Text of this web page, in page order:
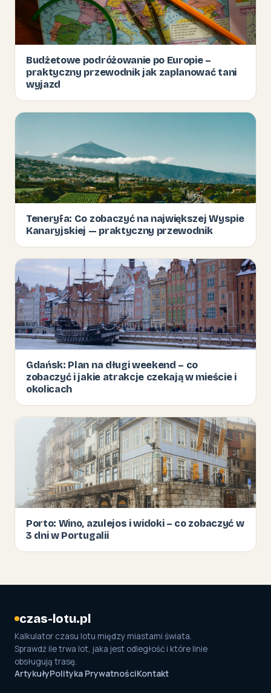
Budżetowe podróżowanie po Europie –
praktyczny przewodnik jak zaplanować tani
wyjazd
Teneryfa: Co zobaczyć na największej Wyspie
Kanaryjskiej — praktyczny przewodnik
Gdańsk: Plan na długi weekend – co
zobaczyć i jakie atrakcje czekają w mieście i
okolicach
Porto: Wino, azulejos i widoki – co zobaczyć w
3 dni w Portugalii
czas-lotu.pl
Kalkulator czasu lotu między miastami świata.
Sprawdź ile trwa lot, jaka jest odległość i które linie
obsługują trasę.
ArtykułyPolityka PrywatnościKontakt